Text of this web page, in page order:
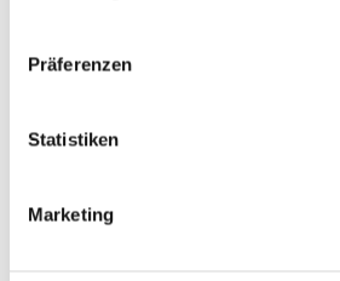
Präferenzen
Statistiken
Marketing